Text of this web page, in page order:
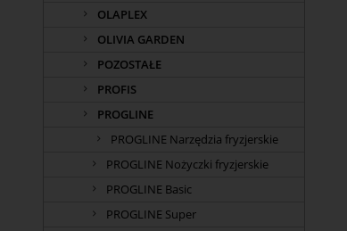
OLAPLEX
OLIVIA GARDEN
POZOSTAŁE
PROFIS
PROGLINE
PROGLINE Narzędzia fryzjerskie
PROGLINE Nożyczki fryzjerskie
PROGLINE Basic
PROGLINE Super